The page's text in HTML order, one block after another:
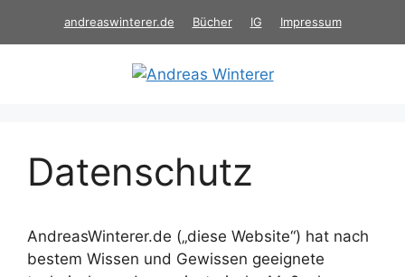
andreaswinterer.de Bücher IG Impressum
Datenschutz
AndreasWinterer.de („diese Website“) hat nach
bestem Wissen und Gewissen geeignete